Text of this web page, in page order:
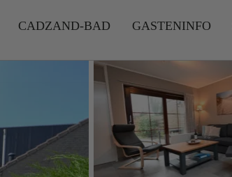
CADZAND-BAD GASTENINFO